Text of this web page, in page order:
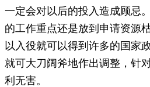
一定会对以后的投入造成顾忌
的工作重点还是放到申请资源
以入役就可以得到许多的国家
就可大刀阔斧地作出调整，针
利无害。